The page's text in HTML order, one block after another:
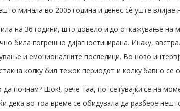
минала во 2005 година и денес сè уште влијае
на 36 години, што довело и до откажување на
била погрешно дијагностицирана. Инаку,
и емоционалните последици. Во ново
колку бил тежок периодот и колку бавно се
почнам? Шок!, рече таа, потсетувајќи се на
дека во тоа време се обидувала да разбере